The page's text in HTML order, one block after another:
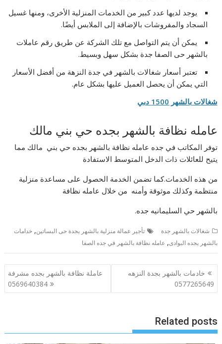
يوجد لديها عدد كبير من الخدمات المنزلية الأخرى، ومنها غسيل
السجاد والمفروشات بالإضافة إلى الملابس أيضًا.
يمكن أن يتم التواصل مع تلك الشركة عن طريق رقم عاملات
بالشهر حى الصفا جدة بشكل سهل وبسيط.
تعتبر أسعار شغالات بالشهر في جدة النزهة من أفضل الأسعار
التي يمكن أن يحصل العميل عليها بشكل عام.
شغالات بالشهر 1500 دبي
عامله نظافة بالشهر بجده حي بني مالك
توفر المكاتب في جده عامله نظافة بالشهر بجده حي بني مالك مما
يتيح للعائلات ذات الدخل المتوسط الاستفادة
من هذه الخدمات.كما تضمن الخدمة الحصول على مساعدة منزلية
منتظمة وكذلك موثوقة وأمنه من خلال عامله نظافة
بالشهر حي السليمانيه جده.
شغالات بالشهر جدة تأجير عمالة منزلية بالشهر بجدة حى البساتين,خدامات
بالشهر بجده البوادى, عامله نظافة بالشهر في جده الصفا
تصفّح
المقالات
خادمات بالشهر بجدة النزهه
0577265649
عاملة نظافة بالشهر بجده مشرفة
0569640384
Related posts